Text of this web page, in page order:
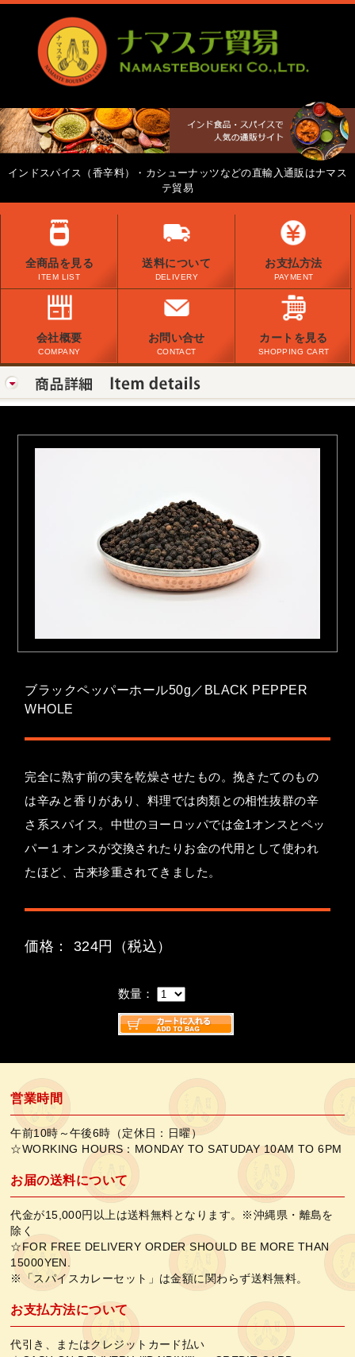
インドスパイス（香辛料）・カシューナッツなどの直輸入通販はナマス
テ貿易
全商品を見る
ITEM LIST
送料について
DELIVERY
お支払方法
PAYMENT
会社概要
COMPANY
お問い合せ
CONTACT
カートを見る
SHOPPING CART
ブラックペッパーホール50g／BLACK PEPPER
WHOLE
完全に熟す前の実を乾燥させたもの。挽きたてのもの
は辛みと香りがあり、料理では肉類との相性抜群の辛
さ系スパイス。中世のヨーロッパでは金1オンスとペッ
パー１オンスが交換されたりお金の代用として使われ
たほど、古来珍重されてきました。
価格： 324円（税込）
数量：
営業時間
午前10時～午後6時（定休日：日曜）
☆WORKING HOURS：MONDAY TO SATUDAY 10AM TO 6PM
お届の送料について
代金が15,000円以上は送料無料となります。※沖縄県・離島を
除く
☆FOR FREE DELIVERY ORDER SHOULD BE MORE THAN
15000YEN.
※「スパイスカレーセット」は金額に関わらず送料無料。
お支払方法について
代引き、またはクレジットカード払い